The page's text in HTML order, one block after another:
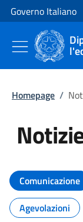
Vai al contenuto
Vai alla navigazione
Governo Italiano
Homepage /
Tutti i
Comunicazione
Agevolazioni